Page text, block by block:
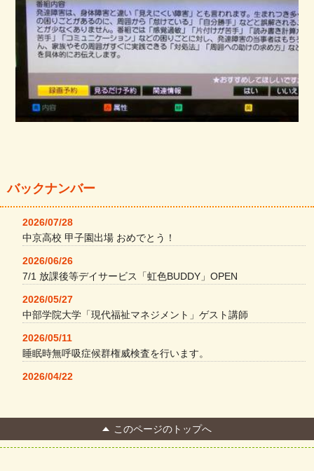
バックナンバー
2026/07/28
中京高校 甲子園出場 おめでとう！
2026/06/26
7/1 放課後等デイサービス「虹色BUDDY」OPEN
2026/05/27
中部学院大学「現代福祉マネジメント」ゲスト講師
2026/05/11
睡眠時無呼吸症候群権威検査を行います。
2026/04/22
FC Bombonera 岐阜県No.1このページのトップへ